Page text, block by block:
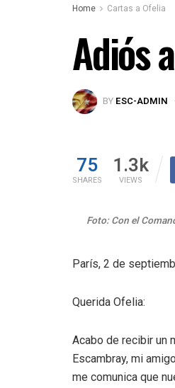
Home Cartas a Ofelia
Adiós
BY ESC-ADMIN
75
SHARES
1.3k
VIEWS
Foto: Con el
París, 2 de
Querida Ofelia:
Acabo de recibir un
Escambray, mi
me comunica que